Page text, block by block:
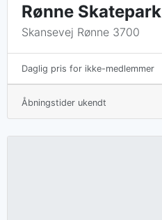
Rønne Skatepark
Skansevej Rønne 3700
Daglig pris for ikke-medlemmer
Åbningstider ukendt